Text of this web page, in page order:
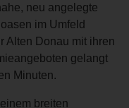
neu angelegte
im Umfeld
Alten Donau mit ihren
gelangt
Minuten.
breiten